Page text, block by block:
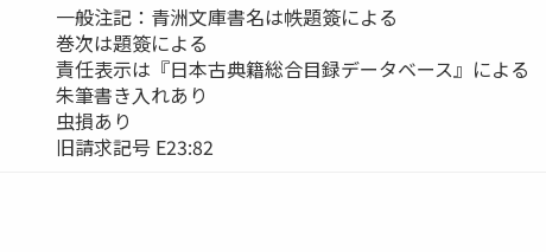
一般注記：青洲文庫書名は帙題簽による
巻次は題簽による
責任表示は『日本古典籍総合目録データベース』による
朱筆書き入れあり
虫損あり
旧請求記号 E23:82